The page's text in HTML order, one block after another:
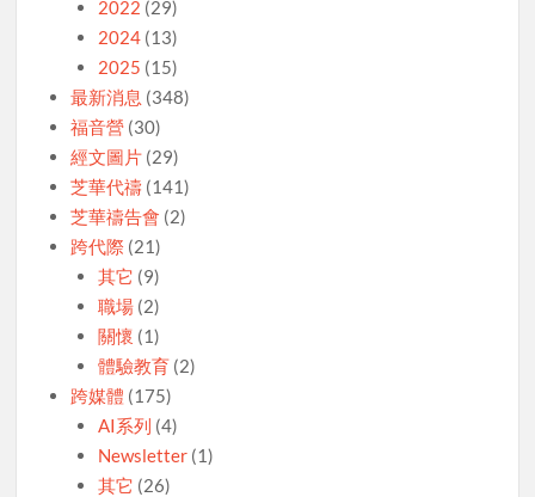
2022 (29)
2024(13)
2025 (15)
最新消息 (348)
福音營 (30)
經文圖片 (29)
芝華代禱 (141)
芝華禱告會 (2)
跨代際 (21)
其它 (9)
職場(2)
關懷 (1)
體驗教育(2)
跨媒體 (175)
AI系列 (4)
Newsletter(1)
其它 (26)